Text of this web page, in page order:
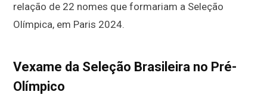
relação de 22 nomes que formariam a Seleção
Olímpica, em Paris 2024.
Vexame da Seleção Brasileira no Pré-
Olímpico